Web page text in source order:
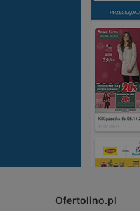
Ofertolino.pl